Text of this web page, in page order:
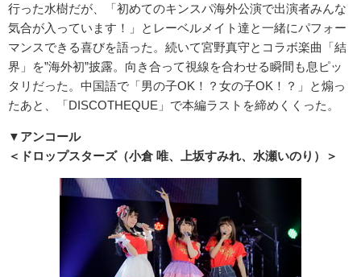
行った水樹だが、「初めてのキンスパ海外公演で出演者みんな
気合が入っています！」とレーベルメイト達と一緒にパフォー
マンスできる喜びを語った。続いて宮野真守とコラボ楽曲「結
界」を”海外初”披露。向き合って視線を合わせる瞬間も息ピッ
タリだった。中国語で「男の子OK！？女の子OK！？」と煽っ
たあと、「DISCOTHEQUE」で本編ラストを締めくくった。
▼アンコール
＜ドロップスターズ（小倉 唯、上坂すみれ、水瀬いのり）＞